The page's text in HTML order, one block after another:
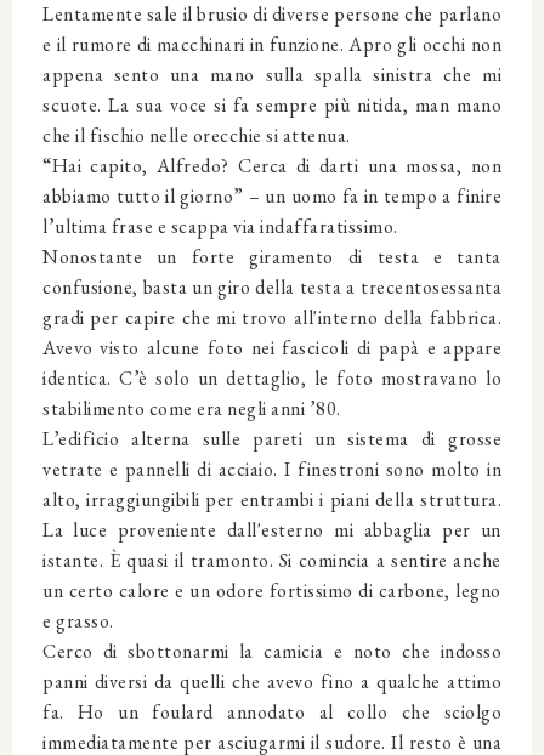
Lentamente sale il brusio di diverse persone che parlano
e il rumore di macchinari in funzione. Apro gli occhi non
appena sento una mano sulla spalla sinistra che mi
scuote. La sua voce si fa sempre più nitida, man mano
che il fischio nelle orecchie si attenua.
“Hai capito, Alfredo? Cerca di darti una mossa, non
abbiamo tutto il giorno” – un uomo fa in tempo a finire
l’ultima frase e scappa via indaffaratissimo.
Nonostante un forte giramento di testa e tanta
confusione, basta un giro della testa a trecentosessanta
gradi per capire che mi trovo all'interno della fabbrica.
Avevo visto alcune foto nei fascicoli di papà e appare
identica. C’è solo un dettaglio, le foto mostravano lo
stabilimento come era negli anni ’80.
L’edificio alterna sulle pareti un sistema di grosse
vetrate e pannelli di acciaio. I finestroni sono molto in
alto, irraggiungibili per entrambi i piani della struttura.
La luce proveniente dall'esterno mi abbaglia per un
istante. È quasi il tramonto. Si comincia a sentire anche
un certo calore e un odore fortissimo di carbone, legno
e grasso.
Cerco di sbottonarmi la camicia e noto che indosso
panni diversi da quelli che avevo fino a qualche attimo
fa. Ho un foulard annodato al collo che sciolgo
immediatamente per asciugarmi il sudore. Il resto è una